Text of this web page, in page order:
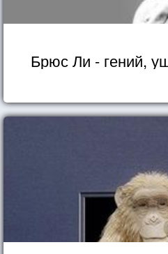
Брюс Ли - гений,